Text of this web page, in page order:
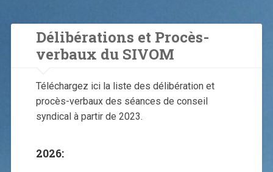
Délibérations et Procès-
verbaux du SIVOM
Téléchargez ici la liste des délibération et
procès-verbaux des séances de conseil
syndical à partir de 2023.
2026: